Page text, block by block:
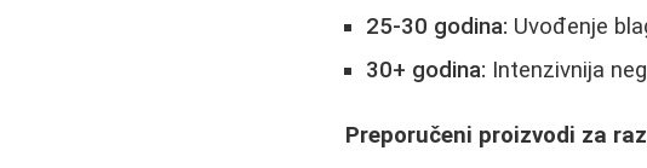
25-30 godina: Uvođenje
30+ godina: Intenzivnija
Preporučeni proizvodi za